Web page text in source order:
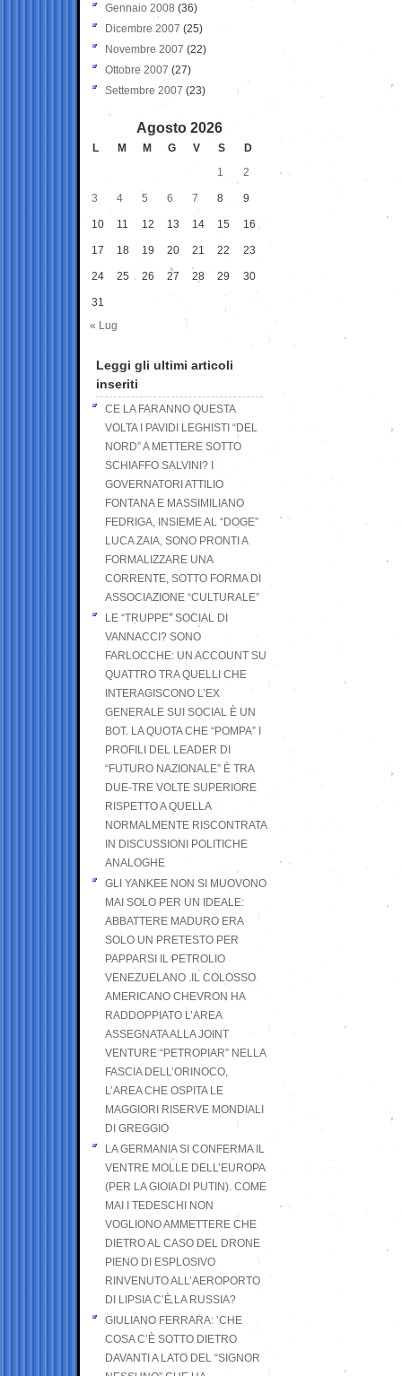
Gennaio 2008 (36)
Dicembre 2007 (25)
Novembre 2007 (22)
Ottobre 2007 (27)
Settembre 2007 (23)
Agosto 2026
L M M G V S
D
1
2
3 4 5 6 7 8 9
10 11 12 13 14 15 16
17 18 19 20 21 22 23
24 25 26 27 28 29 30
31
« Lug
Leggi gli ultimi articoli
inseriti
CE LA FARANNO QUESTA
VOLTA I PAVIDI LEGHISTI “DEL
NORD” A METTERE SOTTO
SCHIAFFO SALVINI? I
GOVERNATORI ATTILIO
FONTANA E MASSIMILIANO
FEDRIGA, INSIEME AL “DOGE”
LUCA ZAIA, SONO PRONTI A
FORMALIZZARE UNA
CORRENTE, SOTTO FORMA DI
ASSOCIAZIONE “CULTURALE”
LE “TRUPPE” SOCIAL DI
VANNACCI? SONO
FARLOCCHE: UN ACCOUNT SU
QUATTRO TRA QUELLI CHE
INTERAGISCONO L’EX
GENERALE SUI SOCIAL È UN
BOT. LA QUOTA CHE “POMPA” I
PROFILI DEL LEADER DI
“FUTURO NAZIONALE” È TRA
DUE-TRE VOLTE SUPERIORE
RISPETTO A QUELLA
NORMALMENTE RISCONTRATA
IN DISCUSSIONI POLITICHE
ANALOGHE
GLI YANKEE NON SI MUOVONO
MAI SOLO PER UN IDEALE:
ABBATTERE MADURO ERA
SOLO UN PRETESTO PER
PAPPARSI IL PETROLIO
VENEZUELANO .IL COLOSSO
AMERICANO CHEVRON HA
RADDOPPIATO L’AREA
ASSEGNATA ALLA JOINT
VENTURE “PETROPIAR” NELLA
FASCIA DELL’ORINOCO,
L’AREA CHE OSPITA LE
MAGGIORI RISERVE MONDIALI
DI GREGGIO
LA GERMANIA SI CONFERMA IL
VENTRE MOLLE DELL’EUROPA
(PER LA GIOIA DI PUTIN). COME
MAI I TEDESCHI NON
VOGLIONO AMMETTERE CHE
DIETRO AL CASO DEL DRONE
PIENO DI ESPLOSIVO
RINVENUTO ALL’AEROPORTO
DI LIPSIA C’È LA RUSSIA?
GIULIANO FERRARA: ’CHE
COSA C’È SOTTO DIETRO
DAVANTI A LATO DEL “SIGNOR